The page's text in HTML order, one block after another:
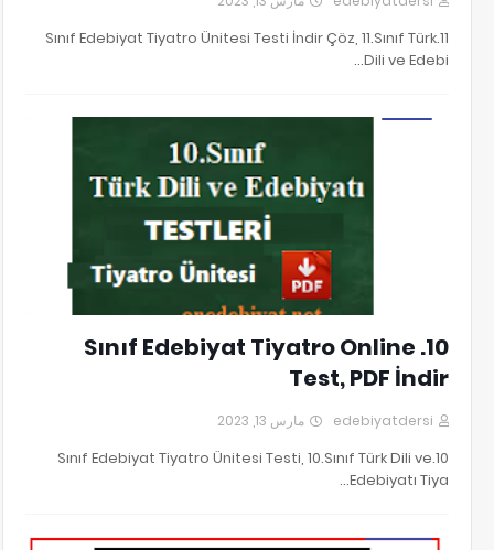
11.Sınıf Edebiyat Tiyatro Ünitesi Testi İndir Çöz, 11.Sınıf Türk
Dili ve Edebi…
10. Sınıf Edebiyat Tiyatro Online
Test, PDF İndir
edebiyatdersi مارس 13, 2023
10.Sınıf Edebiyat Tiyatro Ünitesi Testi, 10.Sınıf Türk Dili ve
Edebiyatı Tiya…